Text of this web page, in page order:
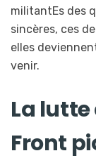
militantEs des
sincères, ces
elles
venir.
La
Front